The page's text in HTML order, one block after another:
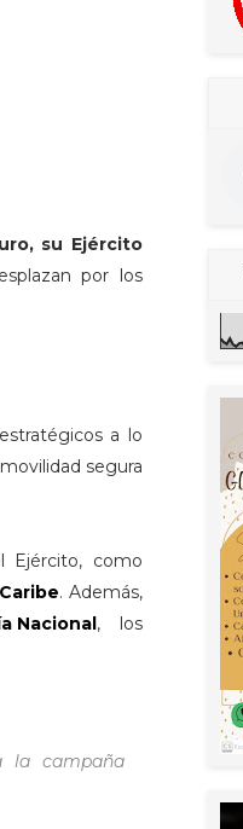
su Ejército
por los
estratégicos a lo
segura
Ejército, como
. Además,
Nacional, los
la campaña